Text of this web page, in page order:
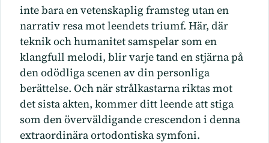
inte bara en vetenskaplig framsteg utan en
narrativ resa mot leendets triumf. Här, där
teknik och humanitet samspelar som en
klangfull melodi, blir varje tand en stjärna på
den odödliga scenen av din personliga
berättelse. Och när strålkastarna riktas mot
det sista akten, kommer ditt leende att stiga
som den överväldigande crescendon i denna
extraordinära ortodontiska symfoni.